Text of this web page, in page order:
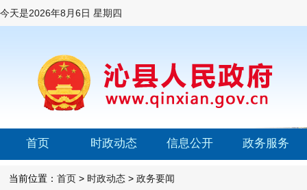
今天是2026年8月6日 星期四
首页 时政动态 信息公开 政务服务
当前位置： 首页 > 时政动态 > 政务要闻